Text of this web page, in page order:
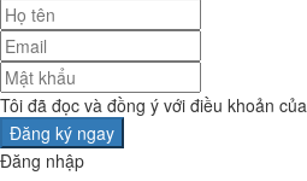
Tôi đã đọc và đồng ý với điều khoản của
Đăng nhập